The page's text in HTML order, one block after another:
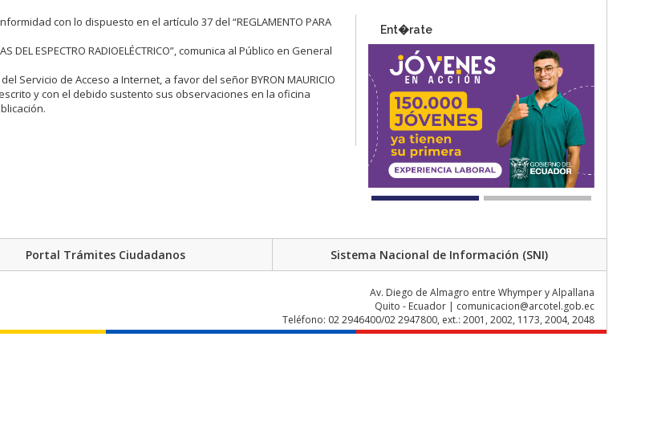
con lo dispuesto en el artículo 37 del “REGLAMENTO PARA
DEL ESPECTRO RADIOELÉCTRICO”, comunica al Público en General
Servicio de Acceso a Internet, a favor del señor BYRON MAURICIO
y con el debido sustento sus observaciones en la oficina
Ent�rate
Portal Trámites Ciudadanos Sistema Nacional de Información (SNI)
Av. Diego de Almagro entre Whymper y Alpallana
Quito - Ecuador | comunicacion@arcotel.gob.ec
Teléfono: 02 2946400/02 2947800, ext.: 2001, 2002, 1173, 2004, 2048